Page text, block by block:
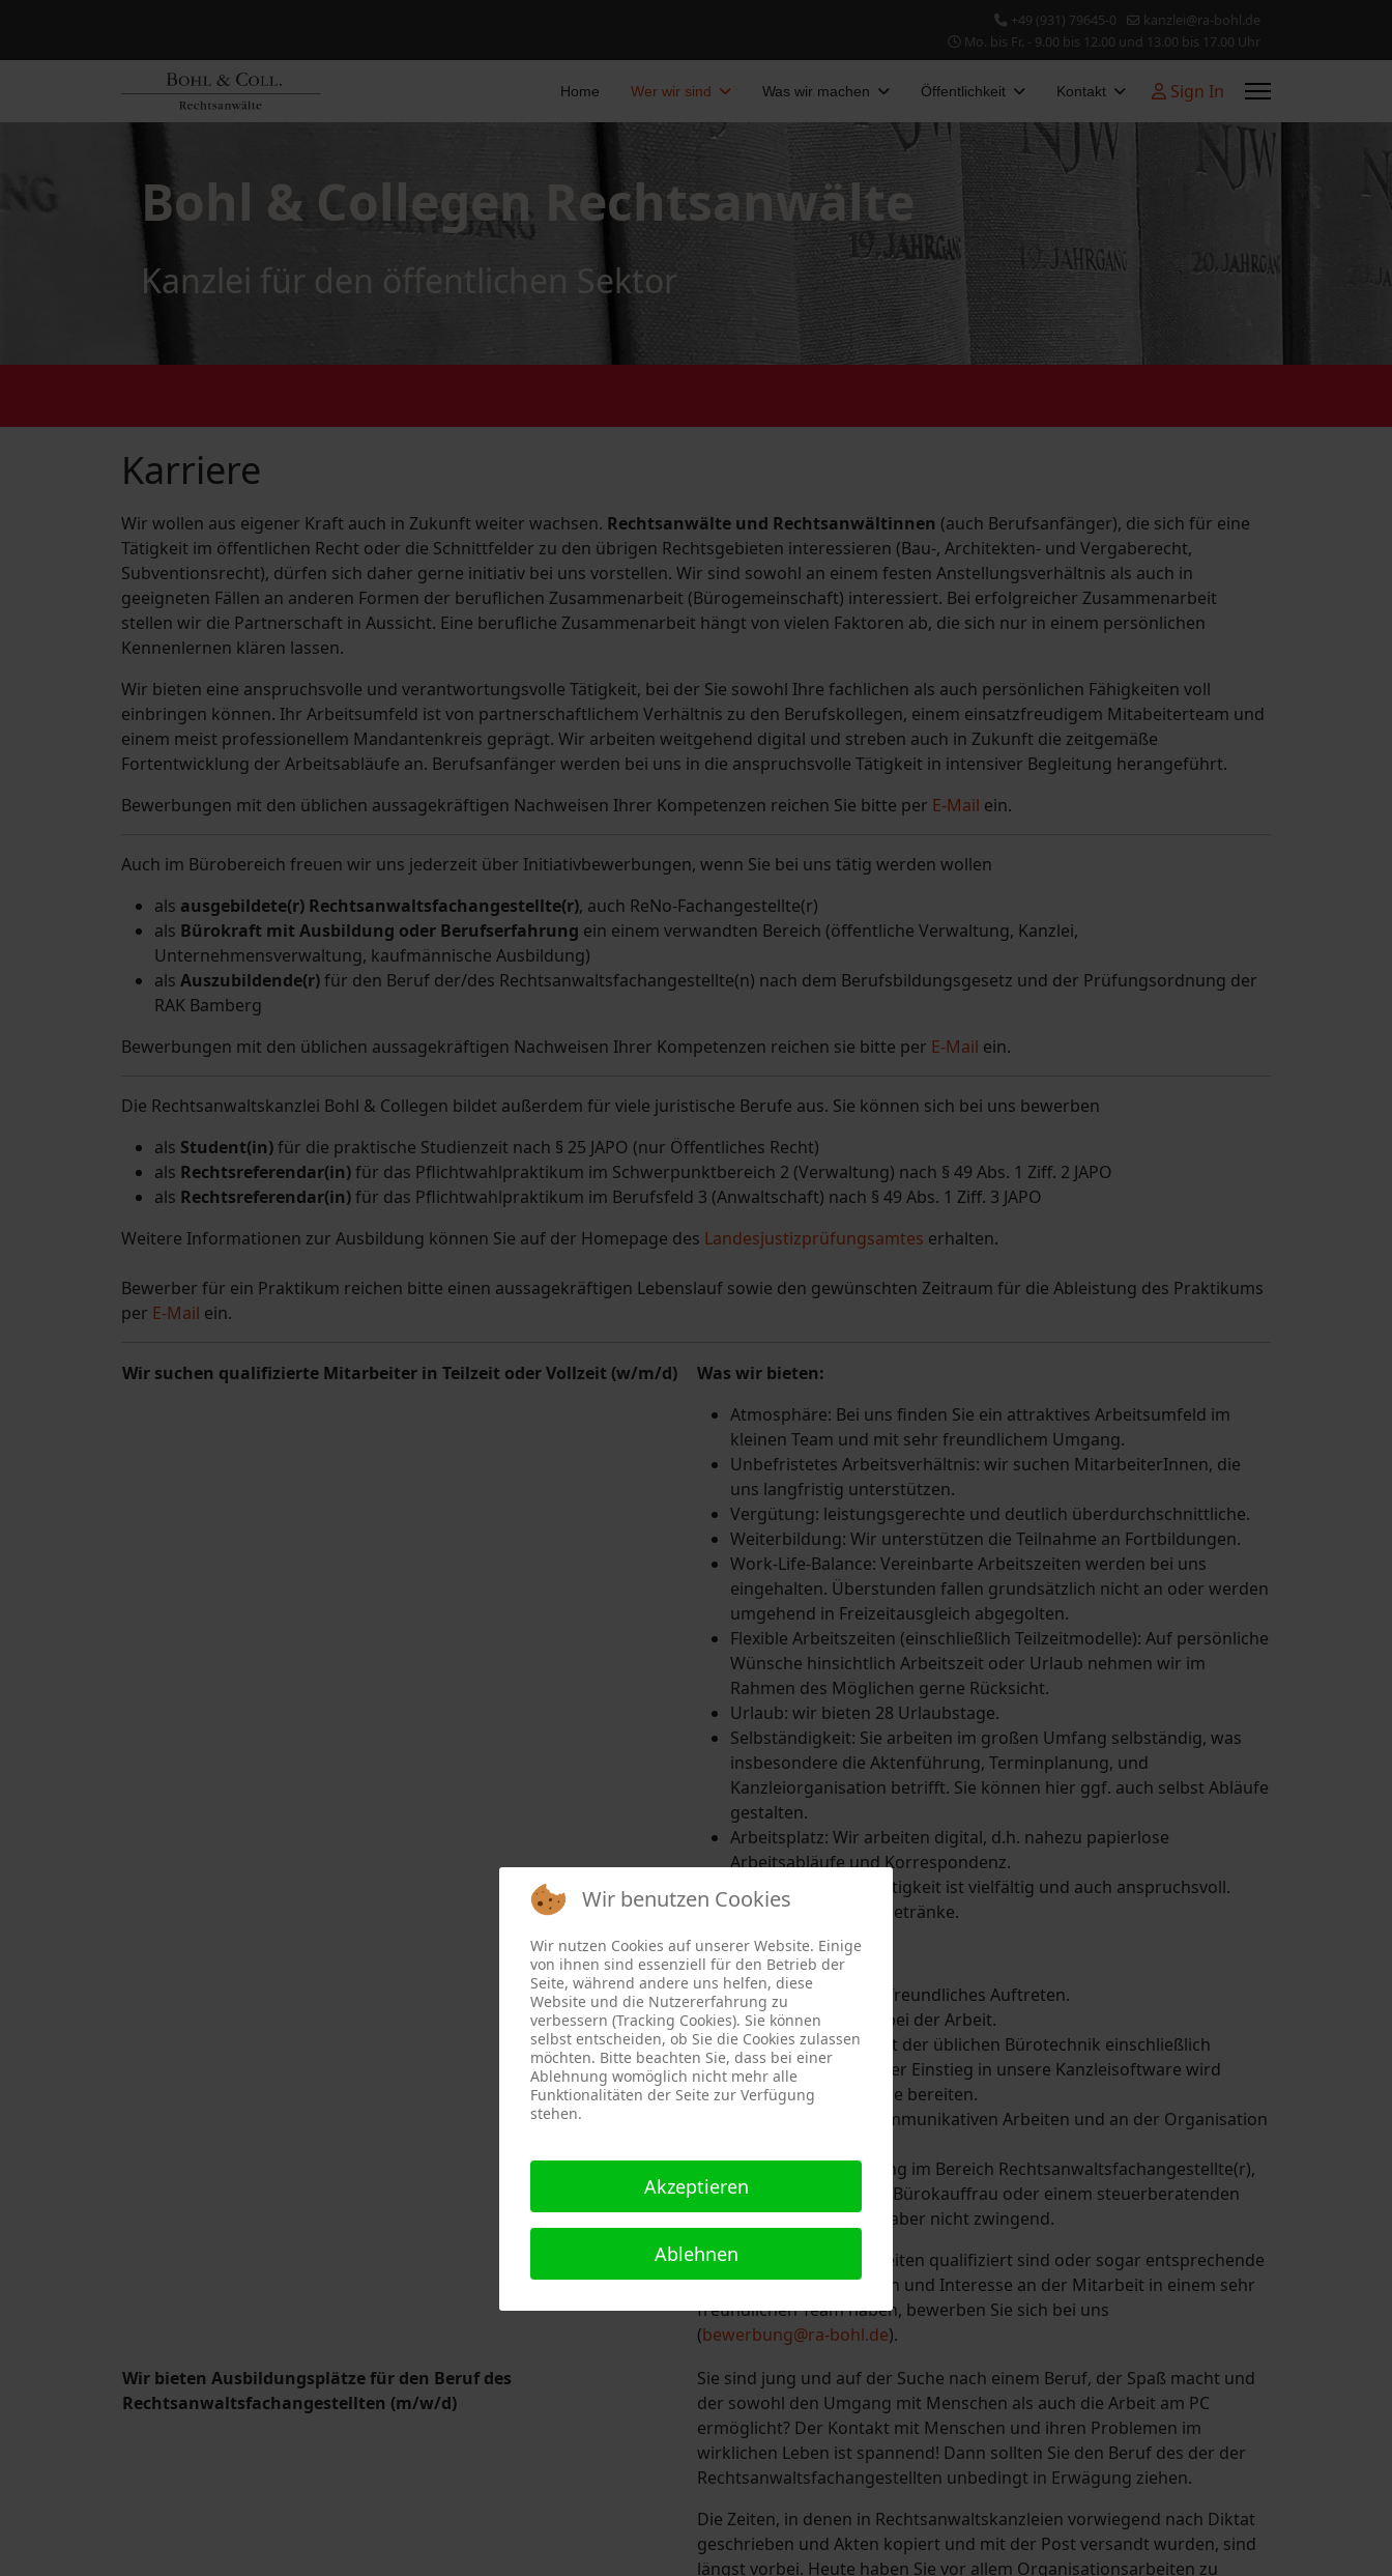
+49 (931) 79645-0
kanzlei@ra-bohl.de
Mo. bis Fr. - 9.00 bis 12.00 und 13.00 bis 17.00 Uhr
Home Wer wir sind Was wir machen Öffentlichkeit Kontakt Sign In
Bohl & Collegen Rechtsanwälte
Kanzlei für den öffentlichen Sektor
Karriere
Wir wollen aus eigener Kraft auch in Zukunft weiter wachsen. Rechtsanwälte und Rechtsanwältinnen (auch Berufsanfänger), die sich für eine
Tätigkeit im öffentlichen Recht oder die Schnittfelder zu den übrigen Rechtsgebieten interessieren (Bau-, Architekten- und Vergaberecht,
Subventionsrecht), dürfen sich daher gerne initiativ bei uns vorstellen. Wir sind sowohl an einem festen Anstellungsverhältnis als auch in
geeigneten Fällen an anderen Formen der beruflichen Zusammenarbeit (Bürogemeinschaft) interessiert. Bei erfolgreicher Zusammenarbeit
stellen wir die Partnerschaft in Aussicht. Eine berufliche Zusammenarbeit hängt von vielen Faktoren ab, die sich nur in einem persönlichen
Kennenlernen klären lassen.
Wir bieten eine anspruchsvolle und verantwortungsvolle Tätigkeit, bei der Sie sowohl Ihre fachlichen als auch persönlichen Fähigkeiten voll
einbringen können. Ihr Arbeitsumfeld ist von partnerschaftlichem Verhältnis zu den Berufskollegen, einem einsatzfreudigem Mitabeiterteam und
einem meist professionellem Mandantenkreis geprägt. Wir arbeiten weitgehend digital und streben auch in Zukunft die zeitgemäße
Fortentwicklung der Arbeitsabläufe an. Berufsanfänger werden bei uns in die anspruchsvolle Tätigkeit in intensiver Begleitung herangeführt.
Bewerbungen mit den üblichen aussagekräftigen Nachweisen Ihrer Kompetenzen reichen Sie bitte per E-Mail ein.
Auch im Bürobereich freuen wir uns jederzeit über Initiativbewerbungen, wenn Sie bei uns tätig werden wollen
als ausgebildete(r) Rechtsanwaltsfachangestellte(r), auch ReNo-Fachangestellte(r)
als Bürokraft mit Ausbildung oder Berufserfahrung ein einem verwandten Bereich (öffentliche Verwaltung, Kanzlei,
Unternehmensverwaltung, kaufmännische Ausbildung)
als Auszubildende(r)für den Beruf der/des Rechtsanwaltsfachangestellte(n) nach dem Berufsbildungsgesetz und der Prüfungsordnung der
RAK Bamberg
Bewerbungen mit den üblichen aussagekräftigen Nachweisen Ihrer Kompetenzen reichen sie bitte per E-Mail ein.
Die Rechtsanwaltskanzlei Bohl & Collegen bildet außerdem für viele juristische Berufe aus. Sie können sich bei uns bewerben
als Student(in)für die praktische Studienzeit nach § 25 JAPO (nur Öffentliches Recht)
als Rechtsreferendar(in)für das Pflichtwahlpraktikum im Schwerpunktbereich 2 (Verwaltung) nach § 49 Abs. 1 Ziff. 2 JAPO
als Rechtsreferendar(in)für das Pflichtwahlpraktikum im Berufsfeld 3 (Anwaltschaft) nach § 49 Abs. 1 Ziff. 3 JAPO
Weitere Informationen zur Ausbildung können Sie auf der Homepage des Landesjustizprüfungsamtes erhalten.
Bewerber für ein Praktikum reichen bitte einen aussagekräftigen Lebenslauf sowie den gewünschten Zeitraum für die Ableistung des Praktikums
per E-Mail ein.
Wir suchen qualifizierte Mitarbeiter in Teilzeit oder Vollzeit (w/m/d)
Was wir bieten:
Atmosphäre: Bei uns finden Sie ein attraktives Arbeitsumfeld im
kleinen Team und mit sehr freundlichem Umgang.
Unbefristetes Arbeitsverhältnis: wir suchen MitarbeiterInnen, die
uns langfristig unterstützen.
Vergütung: leistungsgerechte und deutlich überdurchschnittliche.
Weiterbildung: Wir unterstützen die Teilnahme an Fortbildungen.
Work-Life-Balance: Vereinbarte Arbeitszeiten werden bei uns
eingehalten. Überstunden fallen grundsätzlich nicht an oder werden
umgehend in Freizeitausgleich abgegolten.
Flexible Arbeitszeiten (einschließlich Teilzeitmodelle): Auf persönliche
Wünsche hinsichtlich Arbeitszeit oder Urlaub nehmen wir im
Rahmen des Möglichen gerne Rücksicht.
Urlaub: wir bieten 28 Urlaubstage.
Selbständigkeit: Sie arbeiten im großen Umfang selbständig, was
insbesondere die Aktenführung, Terminplanung, und
Kanzleiorganisation betrifft. Sie können hier ggf. auch selbst Abläufe
gestalten.
Arbeitsplatz: Wir arbeiten digital, d.h. nahezu papierlose
Arbeitsabläufe und Korrespondenz.
Abwechslung: Die Tätigkeit ist vielfältig und auch anspruchsvoll.
Freie Kalt- und Heißgetränke.
Was wir erwarten
Zuverlässigkeit und freundliches Auftreten.
Gewissenhaftigkeit bei der Arbeit.
Sicherer Umgang mit der üblichen Bürotechnik einschließlich
üblicher Software. Der Einstieg in unsere Kanzleisoftware wird
Ihnen keine Probleme bereiten.
Freude an einem kommunikativen Arbeiten und an der Organisation
Eine Berufsausbildung im Bereich Rechtsanwaltsfachangestellte(r),
Bürokaufmann bzw. Bürokauffrau oder einem steuerberatenden
Beruf wäre ideal, ist aber nicht zwingend.
Wenn Sie für Bürotätigkeiten qualifiziert sind oder sogar entsprechende
berufserfahrung besitzen und Interesse an der Mitarbeit in einem sehr
freundlichen Team haben, bewerben Sie sich bei uns
(bewerbung@ra-bohl.de).
Wir bieten Ausbildungsplätze für den Beruf des
Rechtsanwaltsfachangestellten (m/w/d)
Sie sind jung und auf der Suche nach einem Beruf, der Spaß macht und
der sowohl den Umgang mit Menschen als auch die Arbeit am PC
ermöglicht? Der Kontakt mit Menschen und ihren Problemen im
wirklichen Leben ist spannend! Dann sollten Sie den Beruf des der der
Rechtsanwaltsfachangestellten unbedingt in Erwägung ziehen.
Die Zeiten, in denen in Rechtsanwaltskanzleien vorwiegend nach Diktat
geschrieben und Akten kopiert und mit der Post versandt wurden, sind
längst vorbei. Heute haben Sie vor allem Organisationsarbeiten zu
Wir benutzen Cookies
Wir nutzen Cookies auf unserer Website. Einige
von ihnen sind essenziell für den Betrieb der
Seite, während andere uns helfen, diese
Website und die Nutzererfahrung zu
verbessern (Tracking Cookies). Sie können
selbst entscheiden, ob Sie die Cookies zulassen
möchten. Bitte beachten Sie, dass bei einer
Ablehnung womöglich nicht mehr alle
Funktionalitäten der Seite zur Verfügung
stehen.
Akzeptieren
Ablehnen